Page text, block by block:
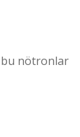
bu nötronlar